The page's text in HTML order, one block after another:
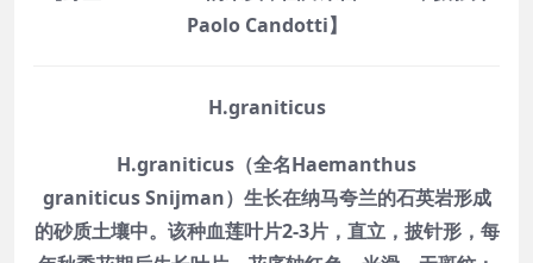
Paolo Candotti】
H.graniticus
H.graniticus（全名Haemanthus
graniticus Snijman）生长在纳马夸兰的石英岩形成
的砂质土壤中。该种血莲叶片2-3片，直立，披针形，每